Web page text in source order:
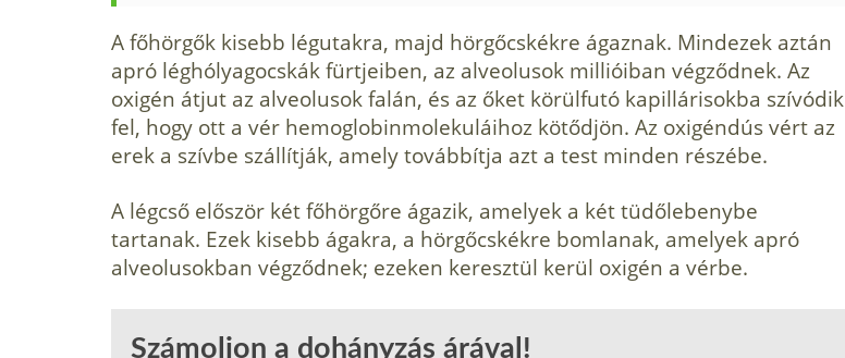
A főhörgők kisebb légutakra, majd hörgőcskékre ágaznak. Mindezek aztán
apró léghólyagocskák fürtjeiben, az alveolusok millióiban végződnek. Az
oxigén átjut az alveolusok falán, és az őket körülfutó kapillárisokba szívódik
fel, hogy ott a vér hemoglobinmolekuláihoz kötődjön. Az oxigéndús vért az
erek a szívbe szállítják, amely továbbítja azt a test minden részébe.
A légcső először két főhörgőre ágazik, amelyek a két tüdőlebenybe
tartanak. Ezek kisebb ágakra, a hörgőcskékre bomlanak, amelyek apró
alveolusokban végződnek; ezeken keresztül kerül oxigén a vérbe.
Számoljon a dohányzás árával!